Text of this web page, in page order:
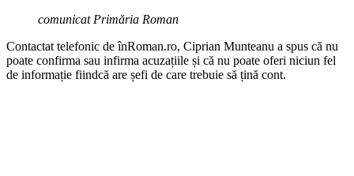
comunicat Primăria Roman
Contactat telefonic de înRoman.ro, Ciprian Munteanu a spus că nu
poate confirma sau infirma acuzațiile și că nu poate oferi niciun fel
de informație fiindcă are șefi de care trebuie să țină cont.